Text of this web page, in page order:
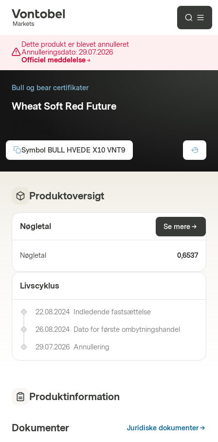
Dette produkt er blevet annulleret
Annulleringsdato: 29.07.2026
Officiel meddelelse
Bull og bear certifikater
Wheat Soft Red Future
Symbol BULL HVEDE X10 VNT9
Produktoversigt
Nøgletal Se mere
Nøgletal 0,6537
Livscyklus
22.08.2024 Indledende fastsættelse
26.08.2024 Dato for første ombytningshandel
29.07.2026 Annullering
Produktinformation
Dokumenter Juridiske dokumenter